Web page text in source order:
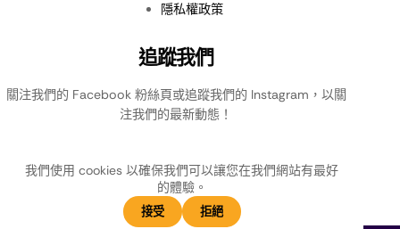
我們使用 cookies 以確保我們可以讓您在我們網站有最好
的體驗。
接受 拒絕
隱私權政策
追蹤我們
關注我們的 Facebook 粉絲頁或追蹤我們的 Instagram，以關
注我們的最新動態！